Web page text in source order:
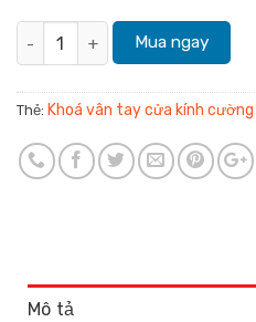
Khóa vân tay OneLock GL006
Mua ngay
Thẻ: Khoá vân tay cửa kính
Mô tả